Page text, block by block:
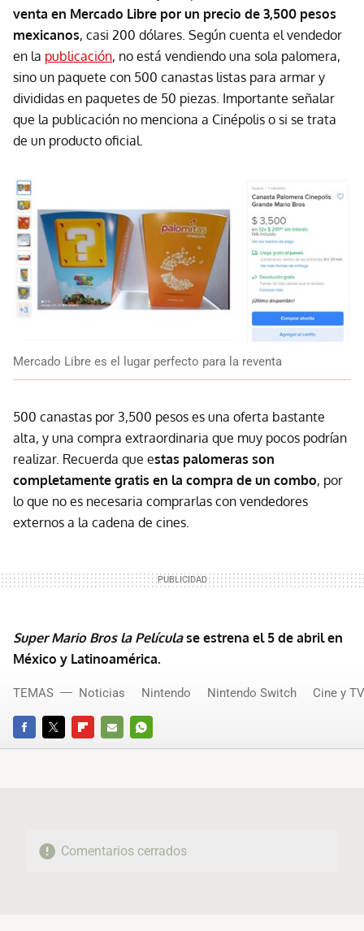
venta en Mercado Libre por un precio de 3,500 pesos
mexicanos, casi 200 dólares. Según cuenta el vendedor
en la publicación, no está vendiendo una sola palomera,
sino un paquete con 500 canastas listas para armar y
divididas en paquetes de 50 piezas. Importante señalar
que la publicación no menciona a Cinépolis o si se trata
de un producto oficial.
Mercado Libre es el lugar perfecto para la reventa
500 canastas por 3,500 pesos es una oferta bastante
alta, y una compra extraordinaria que muy pocos podrían
realizar. Recuerda que estas palomeras son
completamente gratis en la compra de un combo, por
lo que no es necesaria comprarlas con vendedores
externos a la cadena de cines.
Super Mario Bros la Películase estrena el 5 de abril en
México y Latinoamérica.
FACEBOOKTWITTERFLIPBOARD
E-
WHATSAPP
TEMAS Noticias Nintendo Nintendo Switch Cine y TV
Comentarios cerrados